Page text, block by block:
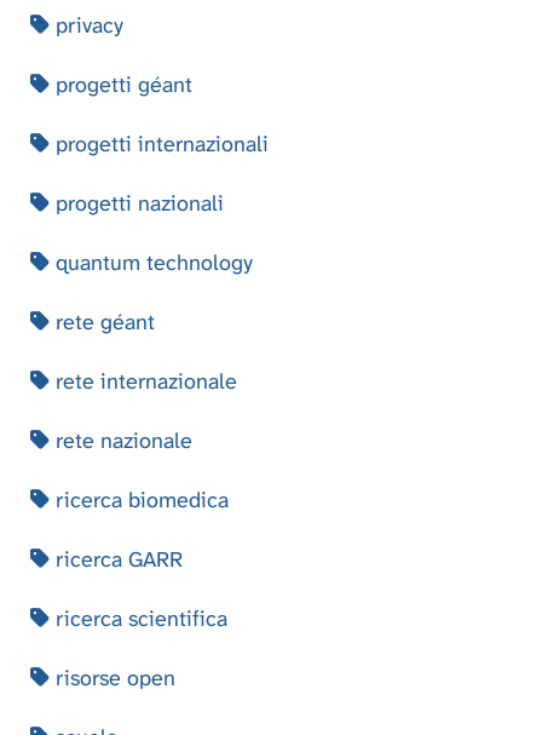
privacy
progetti géant
progetti internazionali
progetti nazionali
quantum technology
rete géant
rete internazionale
rete nazionale
ricerca biomedica
ricerca GARR
ricerca scientifica
risorse open